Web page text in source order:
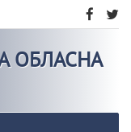
ОБЛАСНА